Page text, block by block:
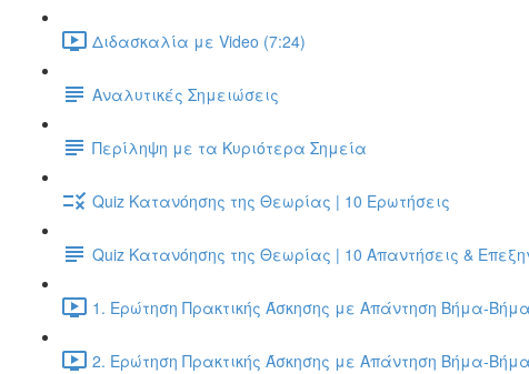
Διδασκαλία με Video (7:24)
Αναλυτικές Σημειώσεις
Περίληψη με τα Κυριότερα Σημεία
Quiz Κατανόησης της Θεωρίας | 10 Ερωτήσεις
Quiz Κατανόησης της Θεωρίας | 10 Απαντήσεις &
1. Ερώτηση Πρακτικής Άσκησης με Απάντηση Βήμα-
2. Ερώτηση Πρακτικής Άσκησης με Απάντηση Βήμα-